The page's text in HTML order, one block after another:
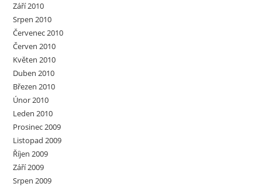
Září 2010
Srpen 2010
Červenec 2010
Červen 2010
Květen 2010
Duben 2010
Březen 2010
Únor 2010
Leden 2010
Prosinec 2009
Listopad 2009
Říjen 2009
Září 2009
Srpen 2009